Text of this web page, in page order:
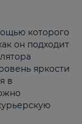
которого
он подходит
яркости
в